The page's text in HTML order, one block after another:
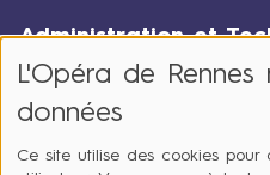
Administration et
02 23 62 28 00
L'Opéra de Rennes
données
Ce site utilise des cookies pour